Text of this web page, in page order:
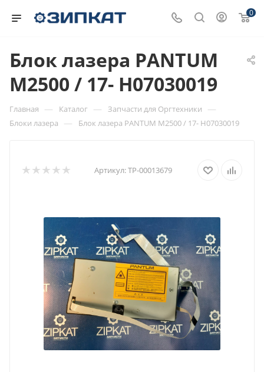
0
Блок лазера PANTUM
M2500 / 17- H07030019
Главная — Каталог — Запчасти для Оргтехники —
Блоки лазера — Блок лазера PANTUM M2500 / 17- H07030019
Артикул:ТР-00013679